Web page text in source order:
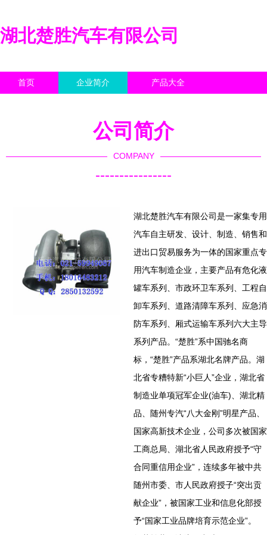
湖北楚胜汽车有限公司
首页 企业简介 产品大全
公司简介
COMPANY
----------------
湖北楚胜汽车有限公司是一家集专用
汽车自主研发、设计、制造、销售和
进出口贸易服务为一体的国家重点专
用汽车制造企业，主要产品有危化液
罐车系列、市政环卫车系列、工程自
卸车系列、道路清障车系列、应急消
防车系列、厢式运输车系列六大主导
系列产品。“楚胜”系中国驰名商
标，“楚胜”产品系湖北名牌产品。湖
北省专糟特新“小巨人”企业，湖北省
制造业单项冠军企业(油车)、湖北精
品、随州专汽“八大金刚”明星产品、
国家高新技术企业，公司多次被国家
工商总局、湖北省人民政府授予“守
合同重信用企业”，连续多年被中共
随州市委、市人民政府授子“突出贡
献企业”，被国家工业和信息化部授
予“国家工业品牌培育示范企业”。